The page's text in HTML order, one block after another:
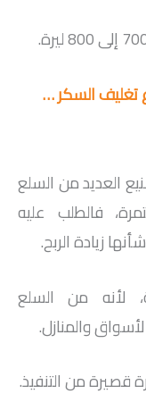
السكر …
العديد من السلع
فالطلب عليه
زيادة الربح.
لأنه من السلع
والمنازل.
قصيرة من التنفيذ.